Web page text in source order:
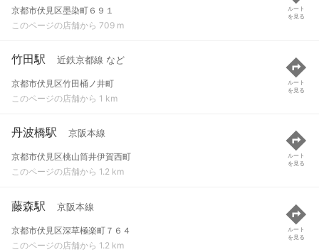
京都市伏見区墨染町６９１
このページの店舗から 709 m
ルート
を見る
竹田駅 近鉄京都線 など
京都市伏見区竹田桶ノ井町
このページの店舗から 1 km
ルート
を見る
丹波橋駅 京阪本線
京都市伏見区桃山筒井伊賀西町
このページの店舗から 1.2 km
ルート
を見る
藤森駅 京阪本線
京都市伏見区深草極楽町７６４
このページの店舗から 1.2 km
ルート
を見る